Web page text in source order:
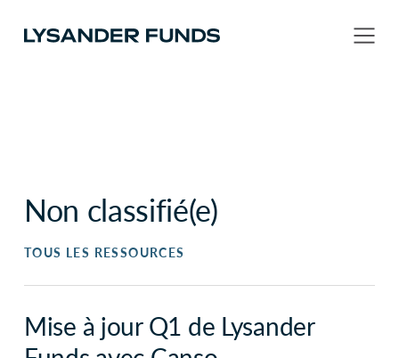
Non classifié(e)
TOUS LES RESSOURCES
Mise à jour Q1 de Lysander